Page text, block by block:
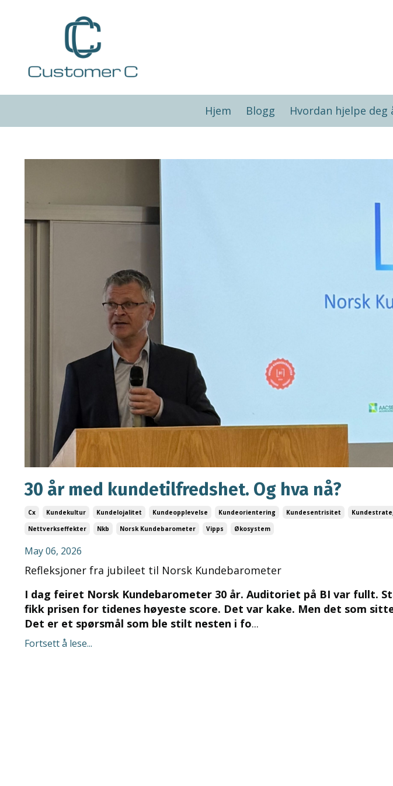
Hjem Blogg Hvordan hjelpe deg
30 år med kundetilfredshet. Og hva nå?
Cx Kundekultur Kundelojalitet Kundeopplevelse Kundeorientering Kundesentrisitet
Nettverkseffekter
Nkb Norsk Kundebarometer Vipps Økosystem
May 06, 2026
Refleksjoner fra jubileet til Norsk Kundebarometer
I dag feiret Norsk Kundebarometer 30 år. Auditoriet på BI var fullt.
fikk prisen for tidenes høyeste score. Det var kake. Men det som
Det er et spørsmål som ble stilt nesten i fo...
Fortsett å lese...